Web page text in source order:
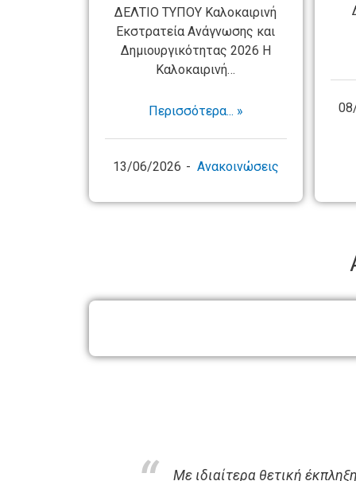
ΔΕΛΤΙΟ ΤΥΠΟΥ Καλοκαιρινή
Εκστρατεία Ανάγνωσης και
Δημιουργικότητας 2026 Η
Καλοκαιρινή…
Περισσότερα... »
13/06/2026 Ανακοινώσεις
Με ιδιαίτερα θετική